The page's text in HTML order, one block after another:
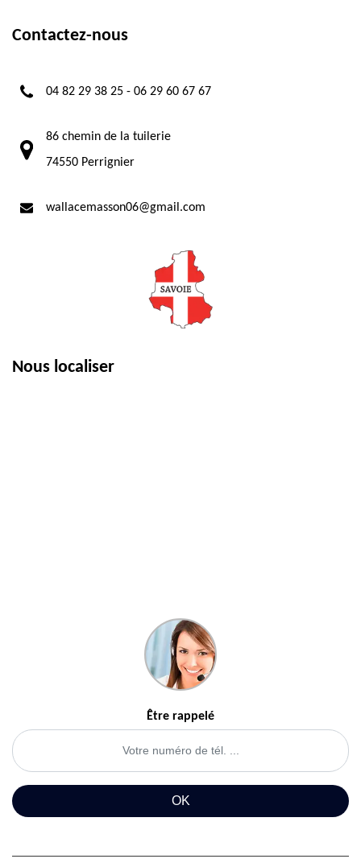
Contactez-nous
04 82 29 38 25 - 06 29 60 67 67
86 chemin de la tuilerie
74550 Perrignier
wallacemasson06@gmail.com
Nous localiser
Être rappelé